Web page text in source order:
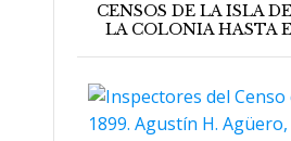
CENSOS DE LA ISLA
LA COLONIA HASTA